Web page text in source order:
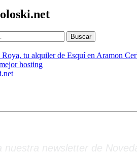
newsletter de